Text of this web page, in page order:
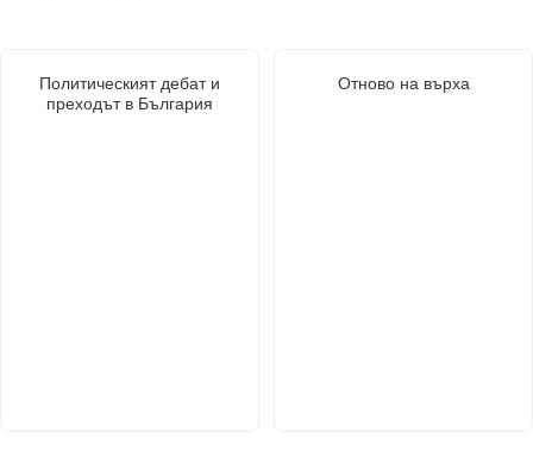
Политическият дебат и
преходът в България
Отново на върха